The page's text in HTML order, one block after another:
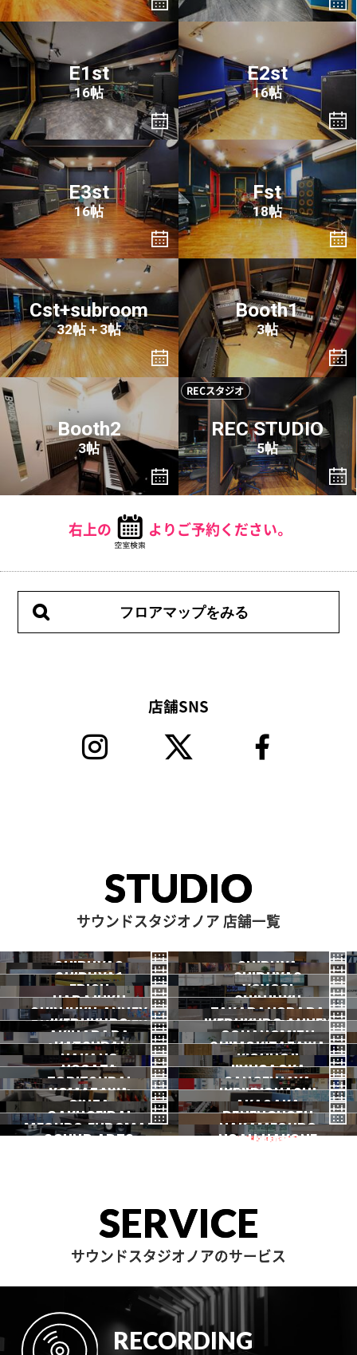
E1st
16帖
E2st
16帖
E3st
16帖
Fst
18帖
Cst+subroom
32帖＋3帖
Booth1
3帖
Booth2
3帖
RECスタジオ
REC STUDIO
5帖
右上の よりご予約ください。
フロアマップをみる
店舗SNS
STUDIO
サウンドスタジオノア 店舗一覧
SHIBUYA3
渋谷3号
2026.07 OPEN
SHIBUYA
渋谷本店
SHIBUYA1
渋谷1号
SHIBUYA2
渋谷2号
EBISU
恵比寿
YOYOGI
代々木
HARAJUKU
原宿
SHINJUKU
新宿
SHINJUKU ANNEX
新宿ANNEX
TAKADANOBABA
高田馬場
IKEBUKURO
池袋
IKEBUKURO ANNEX
池袋ANNEX
AKIHABARA
秋葉原
OCHANOMIZU
御茶ノ水
HATSUDAI
初台
SHIMOKITAZAWA
下北沢
NAKANO
中野
KICHIJOJI
吉祥寺
NOGATA
野方
JIYUGAOKA
自由が丘
TORITSUDAI
都立大
SANGENJAYA
三軒茶屋
KOMAZAWA
駒沢
IKEJIRIOHASHI
池尻大橋
一時閉店中
GINZA
銀座
AKASAKA
赤坂
GAKUGEIDAI
学芸大
DENENCHOFU
田園調布
MEGURO FUDOMAE NAKAMEGURO
中目黒
SOUND ARTS NOAH HAKONE
SERVICE
サウンドスタジオノアのサービス
RECORDING